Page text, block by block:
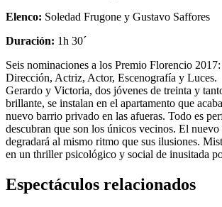
Elenco: Soledad Frugone y Gustavo Saffores
Duración: 1h 30´
Seis nominaciones a los Premio Florencio
Dirección, Actriz, Actor, Escenografía y Luces.
Gerardo y Victoria, dos jóvenes de treinta y
brillante, se instalan en el apartamento que
nuevo barrio privado en las afueras. Todo es
descubran que son los únicos vecinos. El
degradará al mismo ritmo que sus ilusiones.
en un thriller psicológico y social de inusitada
Espectáculos relacionados